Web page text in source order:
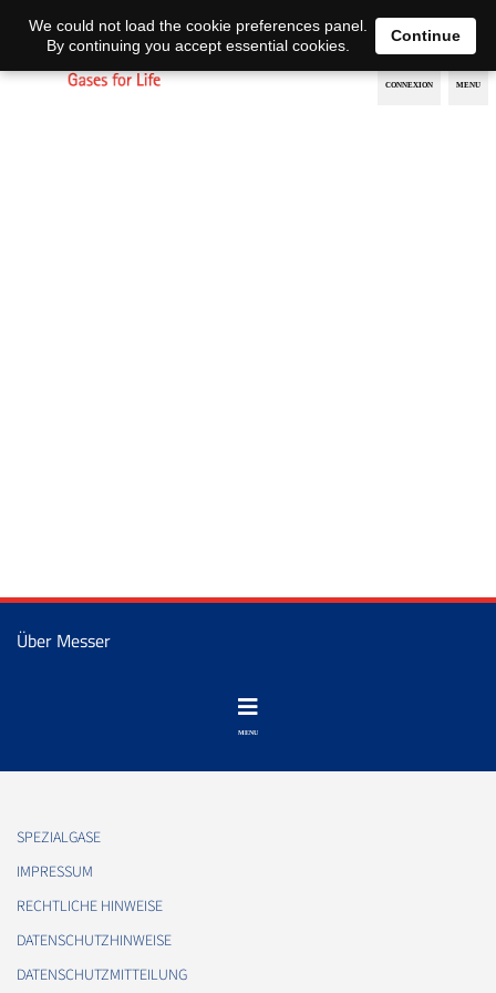
EN DE
Über Messer
SPEZIALGASE
IMPRESSUM
RECHTLICHE HINWEISE
DATENSCHUTZHINWEISE
DATENSCHUTZMITTEILUNG
We could not load the cookie preferences panel.
By continuing you accept essential cookies.
Continue